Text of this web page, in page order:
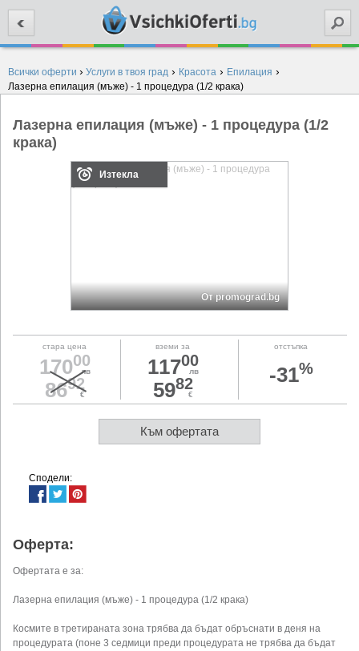
Всички оферти › Услуги в твоя град › Красота › Епилация ›
Лазерна епилация (мъже) - 1 процедура (1/2 крака)
Лазерна епилация (мъже) - 1 процедура (1/2
крака)
Изтекла
От promograd.bg
стара цена
17000
лв
8692
€
вземи за
11700
лв
5982
€
отстъпка
-31%
Към офертата
Сподели:
Оферта:
Офертата е за:
Лазерна епилация (мъже) - 1 процедура (1/2 крака)
Космите в третираната зона трябва да бъдат обръснати в деня на
процедурата (поне 3 седмици преди процедурата не трябва да бъдат